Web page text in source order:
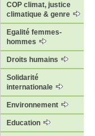
COP climat, justice
climatique & genre
Egalité femmes-
hommes
Droits humains
Solidarité
internationale
Environnement
Education